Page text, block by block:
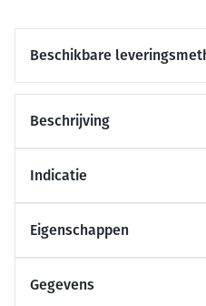
Beschikbare
Beschrijving
Indicatie
Eigenschappen
Gegevens